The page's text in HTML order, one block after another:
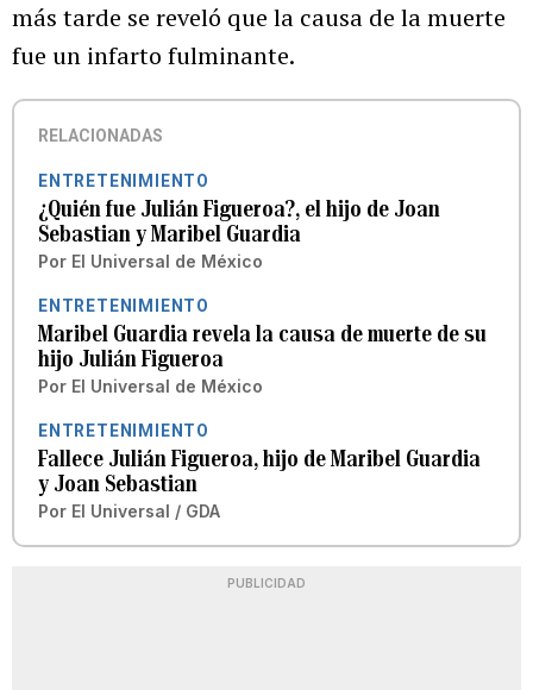
más tarde se reveló que la causa de la muerte
fue un infarto fulminante.
RELACIONADAS
ENTRETENIMIENTO
¿Quién fue Julián Figueroa?, el hijo de Joan
Sebastian y Maribel Guardia
Por El Universal de México
ENTRETENIMIENTO
Maribel Guardia revela la causa de muerte de su
hijo Julián Figueroa
Por El Universal de México
ENTRETENIMIENTO
Fallece Julián Figueroa, hijo de Maribel Guardia
y Joan Sebastian
Por El Universal / GDA
PUBLICIDAD